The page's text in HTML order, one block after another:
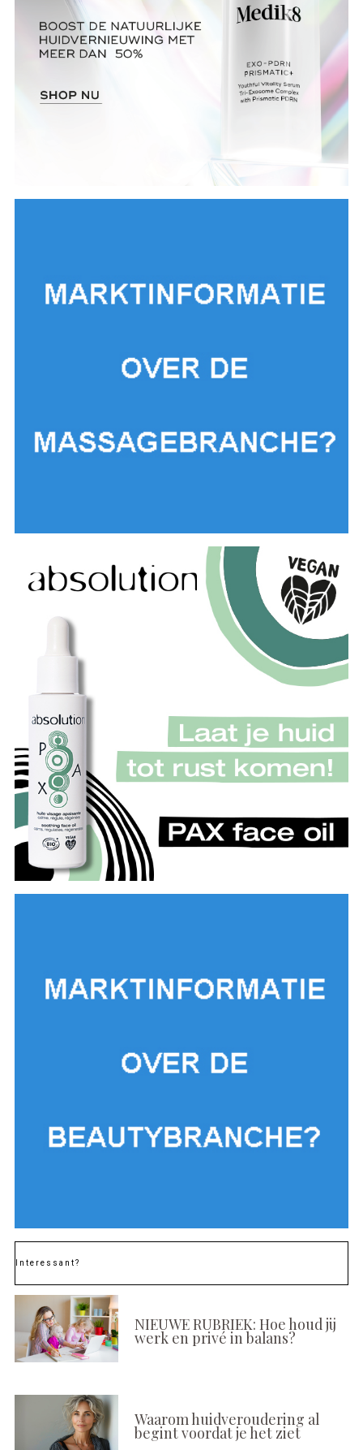
Interessant?
NIEUWE RUBRIEK: Hoe houd jij
werk en privé in balans?
Waarom huidveroudering al
begint voordat je het ziet